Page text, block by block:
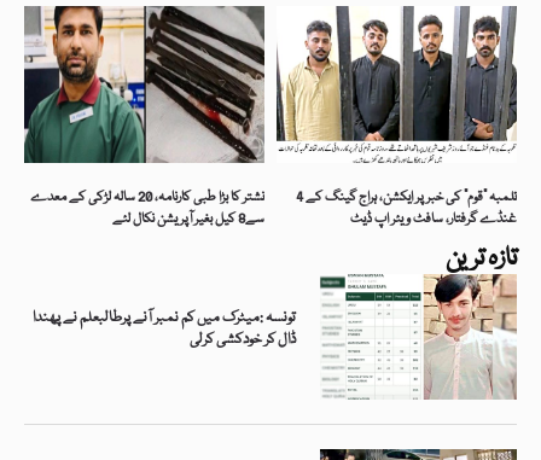
تازہ ترین
تونسہ :میٹرک میں کم نمبر آنے پرطالبعلم نے پھندا
ڈال کر خودکشی کرلی
نشتر کا بڑا طبی کارنامہ، 20 سالہ لڑکی کے معدے
سے8 کیل بغیر آپریشن نکال لئے
تلمبہ “قوم” کی خبر پر ایکشن، ہراج گینگ کے 4
غنڈے گرفتار، سافٹ ویئر اپ ڈیٹ